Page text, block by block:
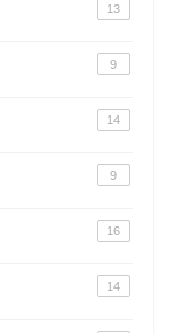
13
9
14
9
16
14